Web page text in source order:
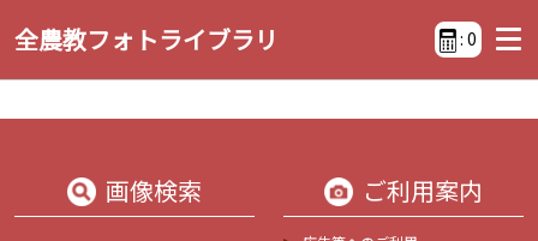
全農教フォトライブラリ : 0
画像検索 ご利用案内